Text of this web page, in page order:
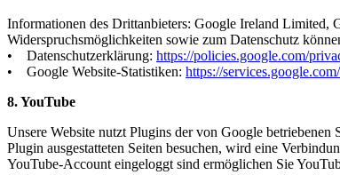
Informationen des Drittanbieters: Google Ireland
Widerspruchsmöglichkeiten sowie zum Datenschutz
• Datenschutzerklärung: https://policies.google.com/
• Google Website-Statistiken: https://
8. YouTube
Unsere Website nutzt Plugins der von Google
Plugin ausgestatteten Seiten besuchen, wird eine
YouTube-Account eingeloggt sind ermöglichen Sie